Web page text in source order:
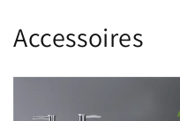
Accessoires